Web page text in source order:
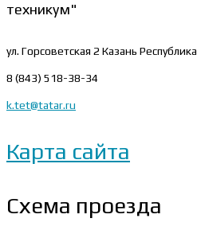
техникум"
ул. Горсоветская 2 Казань
8 (843) 518-38-34
k.tet@tatar.ru
Карта сайта
Схема проезда